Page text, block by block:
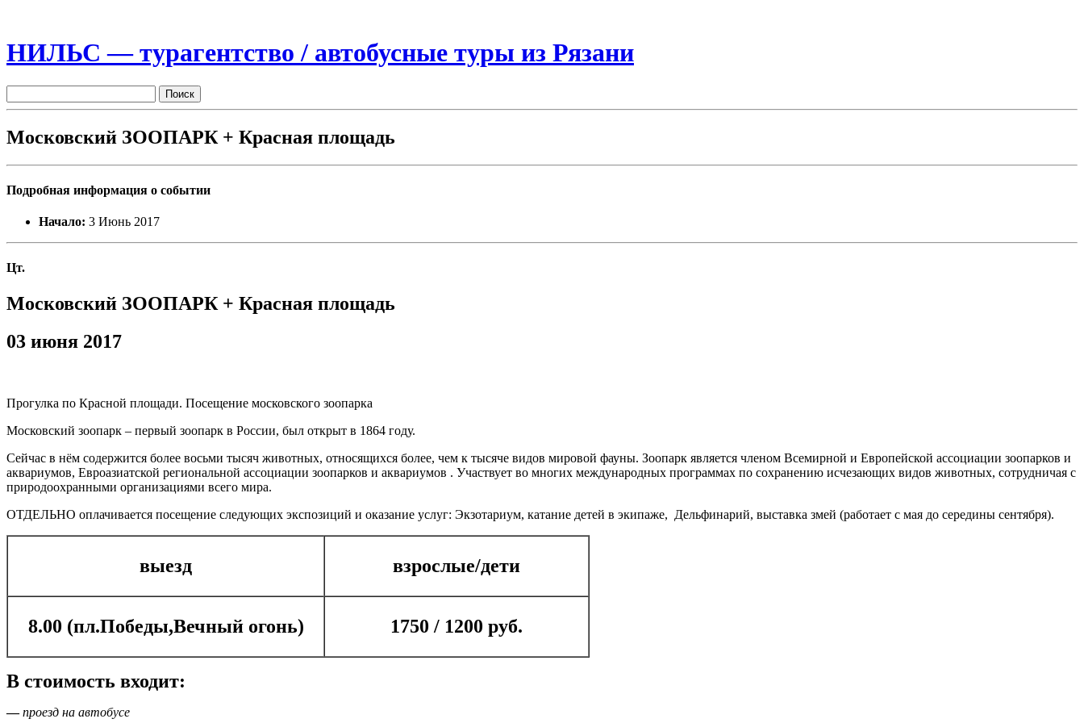
НИЛЬС — турагентство / автобусные туры из Рязани
Московский ЗООПАРК + Красная площадь
Подробная информация о событии
Начало: 3 Июнь 2017
Цт.
Московский ЗООПАРК + Красная площадь
03 июня 2017
Прогулка по Красной площади. Посещение московского зоопарка
Московский зоопарк – первый зоопарк в России, был открыт в 1864 году.
Сейчас в нём содержится более восьми тысяч животных, относящихся более, чем к тысяче видов мировой фауны. Зоопарк является членом Всемирной и Европейской ассоциации зоопарков и
аквариумов, Евроазиатской региональной ассоциации зоопарков и аквариумов . Участвует во многих международных программах по сохранению исчезающих видов животных, сотрудничая с
природоохранными организациями всего мира.
ОТДЕЛЬНО оплачивается посещение следующих экспозиций и оказание услуг: Экзотариум, катание детей в экипаже, Дельфинарий, выставка змей (работает с мая до середины сентября).
выезд взрослые/дети
8.00 (пл.Победы,Вечный огонь) 1750 / 1200 руб.
В стоимость входит:
—проезд на автобусе